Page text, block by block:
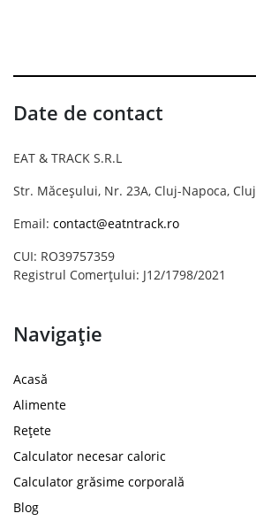
Date de contact
EAT & TRACK S.R.L
Str. Măceșului, Nr. 23A, Cluj-Napoca, Cluj
Email: contact@eatntrack.ro
CUI: RO39757359
Registrul Comerțului: J12/1798/2021
Navigație
Acasă
Alimente
Rețete
Calculator necesar caloric
Calculator grăsime corporală
Blog